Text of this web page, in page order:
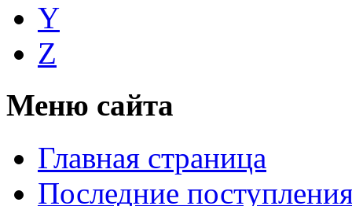
Y
Z
Меню сайта
Главная страница
Последние